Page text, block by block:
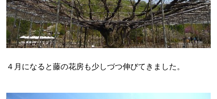
４月になると藤の花房も少しづつ伸びてきました。